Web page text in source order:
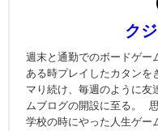
ク
週末と通勤でのボードゲー
ある時プレイしたカタンを
マり続け、毎週のように友
ムブログの開設に至る。
学校の時にやった人生ゲー